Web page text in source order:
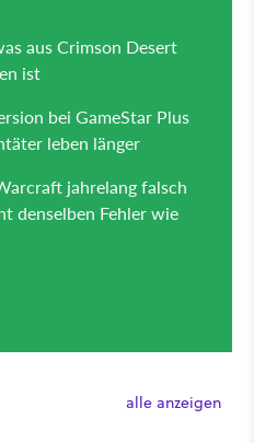
alle anzeigen